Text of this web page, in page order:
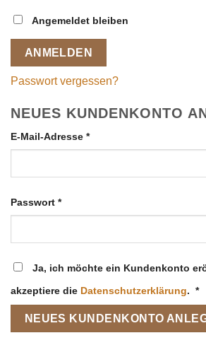
Angemeldet bleiben
ANMELDEN
Passwort vergessen?
NEUES KUNDENKONTO
E-Mail-Adresse *Erforderlich
Passwort *Erforderlich
Ja, ich möchte ein Kundenkonto
akzeptiere die Datenschutzerklärung. *
NEUES KUNDENKONTO